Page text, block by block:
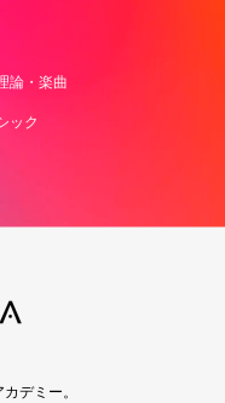
論・楽曲
ック
デミー。